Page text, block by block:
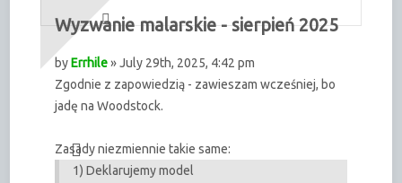
Wyzwanie malarskie - sierpień 2025
byErrhile» July 29th, 2025, 4:42 pm
Zgodnie z zapowiedzią - zawieszam wcześniej, bo
jadę na Woodstock.
Zasady niezmiennie takie same:
1) Deklarujemy model